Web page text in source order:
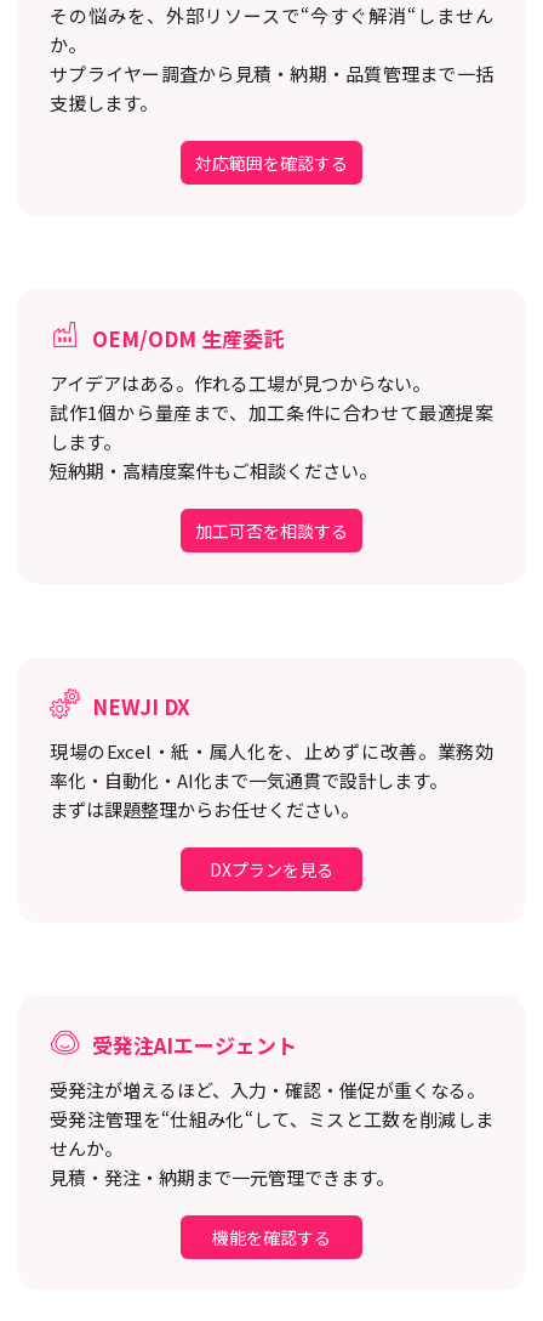
その悩みを、外部リソースで“今すぐ解消“しません
か。
サプライヤー調査から見積・納期・品質管理まで一括
支援します。
対応範囲を確認する
OEM/ODM 生産委託
アイデアはある。作れる工場が見つからない。
試作1個から量産まで、加工条件に合わせて最適提案
します。
短納期・高精度案件もご相談ください。
加工可否を相談する
NEWJI DX
現場のExcel・紙・属人化を、止めずに改善。 業務効
率化・自動化・AI化まで一気通貫で設計します。
まずは課題整理からお任せください。
DXプランを見る
受発注AIエージェント
受発注が増えるほど、入力・確認・催促が重くなる。
受発注管理を“仕組み化“して、ミスと工数を削減しま
せんか。
見積・発注・納期まで一元管理できます。
機能を確認する